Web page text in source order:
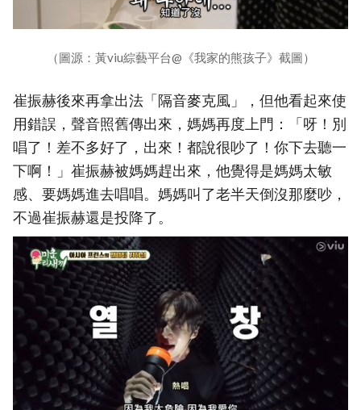
（圖源：黃viu綜藝平台@《我家的熊孩子》截圖）
崔振赫後來再拿出法「隔音麥克風」，但他看起來使
用錯誤，聲音照舊傳出來，媽媽再度上門：「呀！別
唱了！差不多好了，出來！都說很吵了！你下去聽一
下啊！」崔振赫被媽媽趕出來，他覺得是媽媽太敏
感、要媽媽進去唱唱。媽媽叫了老半天倒沒那麼吵，
不過崔振赫還是投降了。